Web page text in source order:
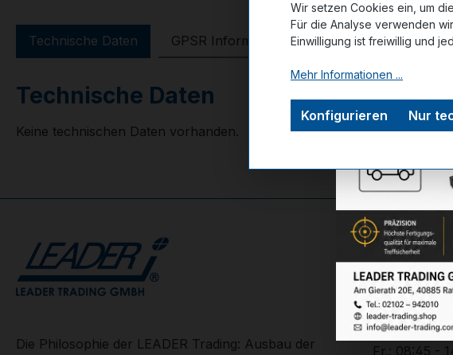
Technische Daten GPSR Information Bewertungen
Technische Daten
Keine technischen Daten vorhanden.
Die Philosophie der LEADER Trading: Ausbau der
Service-
+49 (0) 2102
Mo. - Do.:
Fr.: 08:45 -
Wir setzen Cookies ein, um
Für die Analyse verwenden
Einwilligung ist freiwillig und
Mehr Informationen ...
Nur
Konfigurieren